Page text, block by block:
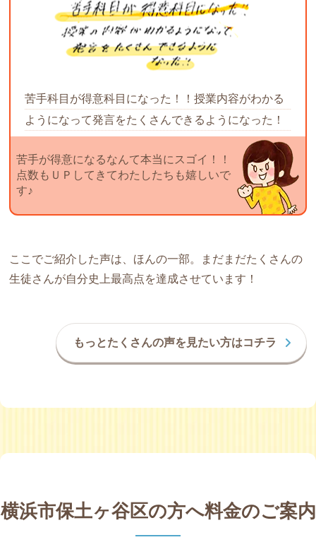
苦手科目が得意科目になった！！授業内容がわかる
ようになって発言をたくさんできるようになった！
苦手が得意になるなんて本当にスゴイ！！
点数もＵＰしてきてわたしたちも嬉しいで
す♪
ここでご紹介した声は、ほんの一部。まだまだたくさんの
生徒さんが自分史上最高点を達成させています！
もっとたくさんの声を見たい方はコチラ
横浜市保土ヶ谷区の方へ料金のご案内